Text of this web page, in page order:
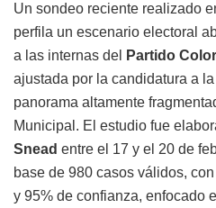
Un sondeo reciente realizado
perfila un escenario electoral
a las internas del
Partido
ajustada por la candidatura a
panorama altamente
Municipal. El estudio fue
Snead entre el 17 y el 20 de
base de 980 casos válidos,
y 95% de confianza, enfocado